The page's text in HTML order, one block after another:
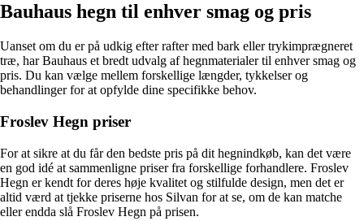
Bauhaus hegn til enhver smag og pris
Uanset om du er på udkig efter rafter med bark eller trykimprægneret
træ, har Bauhaus et bredt udvalg af hegnmaterialer til enhver smag og
pris. Du kan vælge mellem forskellige længder, tykkelser og
behandlinger for at opfylde dine specifikke behov.
Froslev Hegn priser
For at sikre at du får den bedste pris på dit hegnindkøb, kan det være
en god idé at sammenligne priser fra forskellige forhandlere. Froslev
Hegn er kendt for deres høje kvalitet og stilfulde design, men det er
altid værd at tjekke priserne hos Silvan for at se, om de kan matche
eller endda slå Froslev Hegn på prisen.